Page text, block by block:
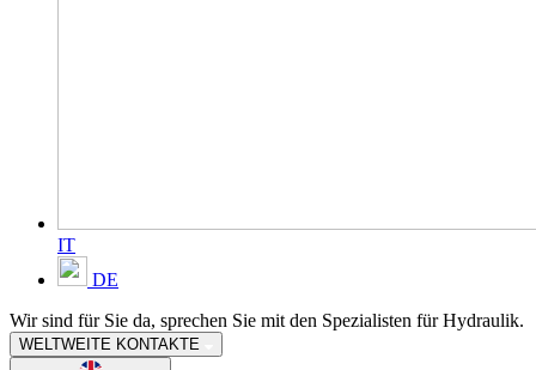
IT
DE
Wir sind für Sie da, sprechen Sie mit den Spezialisten für Hydraulik.
WELTWEITE KONTAKTE